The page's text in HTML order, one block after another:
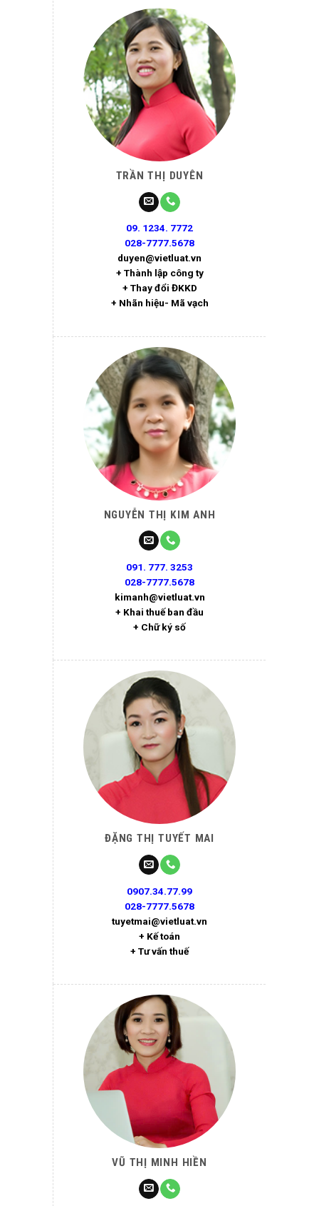
TRẦN THỊ DUYÊN
09. 1234. 7772
028-7777.5678
duyen@vietluat.vn
+ Thành lập công ty
+ Thay đổi ĐKKD
+ Nhãn hiệu- Mã vạch
NGUYỄN THỊ KIM ANH
091. 777. 3253
028-7777.5678
kimanh@vietluat.vn
+ Khai thuế ban đầu
+ Chữ ký số
ĐẶNG THỊ TUYẾT MAI
0907.34.77.99
028-7777.5678
tuyetmai@vietluat.vn
+ Kế toán
+ Tư vấn thuế
VŨ THỊ MINH HIỀN